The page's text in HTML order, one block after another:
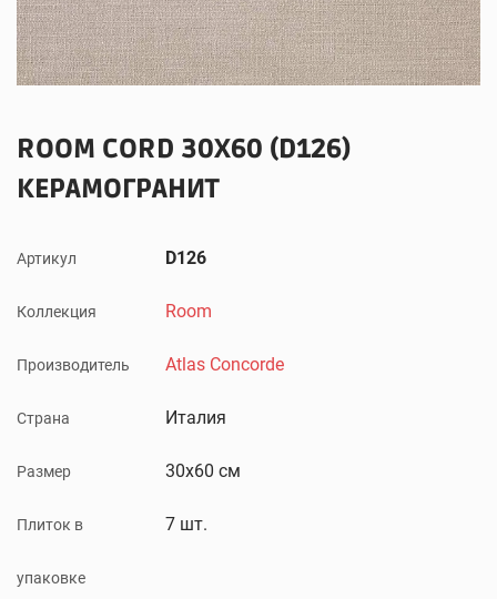
ROOM CORD 30X60 (D126)
КЕРАМОГРАНИТ
Артикул D126
Коллекция Room
Производитель Atlas Concorde
Страна Италия
Размер 30x60 см
Плиток в
упаковке
7 шт.